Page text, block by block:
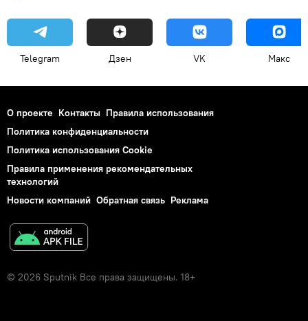
Telegram Дзен VK Макс
О проекте Контакты Правила использования
Политика конфиденциальности
Политика использования Cookie
Правила применения рекомендательных
технологий
Новости компаний Обратная связь Реклама
© 2026 Sputnik Все права защищены. 18+